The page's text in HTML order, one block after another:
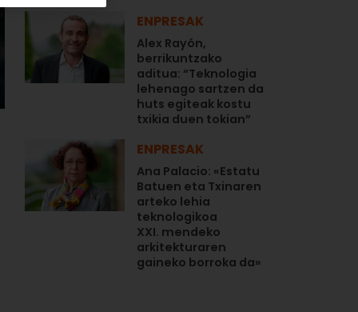
ENPRESAK
Alex Rayón,
berrikuntzako
aditua: “Teknologia
lehenago sartzen da
huts egiteak kostu
txikia duen tokian”
ENPRESAK
Ana Palacio: «Estatu
Batuen eta Txinaren
arteko lehia
teknologikoa
XXI. mendeko
arkitekturaren
gaineko borroka da»